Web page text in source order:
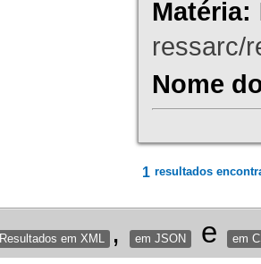
Matéria:
ressarc/
Nome
1 resultados
Resultados em XML , em JSON e em